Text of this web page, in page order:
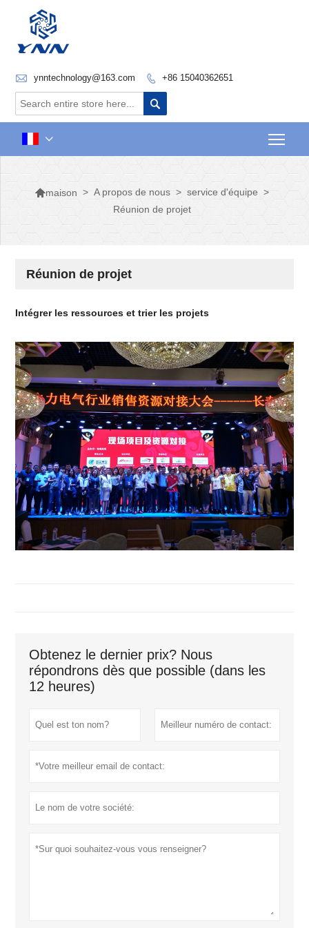
 ynntechnology@163.com  +86 15040362651


maison > A propos de nous > service d'équipe >
Réunion de projet
Réunion de projet
Intégrer les ressources et trier les projets
Obtenez le dernier prix? Nous
répondrons dès que possible (dans les
12 heures)